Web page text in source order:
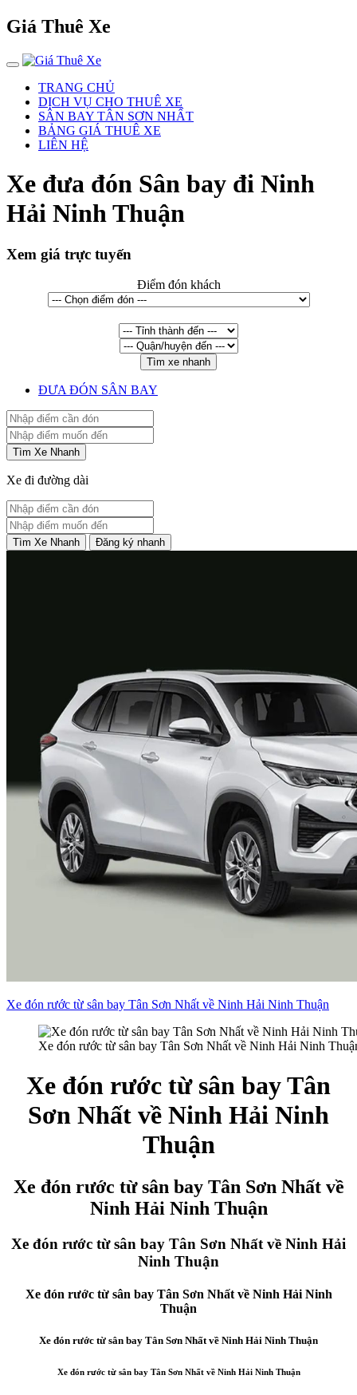
Giá Thuê Xe
TRANG CHỦ
DỊCH VỤ CHO THUÊ XE
SÂN BAY TÂN SƠN NHẤT
BẢNG GIÁ THUÊ XE
LIÊN HỆ
Xe đưa đón Sân bay đi Ninh
Hải Ninh Thuận
Xem giá trực tuyến
Điểm đón khách
Tìm xe nhanh
ĐƯA ĐÓN SÂN BAY
Tìm Xe Nhanh
Xe đi đường dài
Tìm Xe Nhanh Đăng ký nhanh
Xe đón rước từ sân bay Tân Sơn Nhất về Ninh Hải Ninh Thuận
Xe đón rước từ sân bay Tân Sơn Nhất về Ninh Hải Ninh
Xe đón rước từ sân bay Tân
Sơn Nhất về Ninh Hải Ninh
Thuận
Xe đón rước từ sân bay Tân Sơn Nhất về
Ninh Hải Ninh Thuận
Xe đón rước từ sân bay Tân Sơn Nhất về Ninh Hải
Ninh Thuận
Xe đón rước từ sân bay Tân Sơn Nhất về Ninh Hải Ninh
Thuận
Xe đón rước từ sân bay Tân Sơn Nhất về Ninh Hải Ninh Thuận
Xe đón rước từ sân bay Tân Sơn Nhất về Ninh Hải Ninh Thuận